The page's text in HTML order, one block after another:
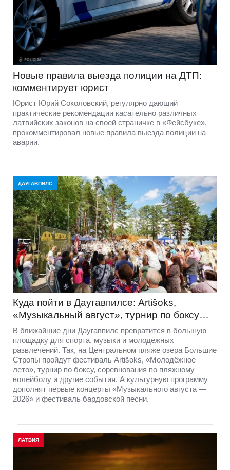
Новые правила выезда полиции на ДТП:
комментирует юрист
Юрист Юрий Соколовский, регулярно дающий
практические рекомендации касательно различных
латвийских законов на своей страничке в «Фейсбуке»,
прокомментировал новые правила выезда полиции на
аварии.
ДАУГАВПИЛС
Куда пойти в Даугавпилсе: Artišoks,
«Музыкальный август», турнир по боксу…
В ближайшие дни Даугавпилс превратится в большую
площадку для спорта, музыки и молодёжных
развлечений. Так, на Центральном пляже озера Большие
Стропы пройдут фестиваль Artišoks, «Молодёжное
лето», турнир по боксу, соревнования по пляжному
волейболу и другие события. А культурную программу
дополнят первые концерты «Музыкального августа —
2026» и фестиваль бардовской песни.
ЛАТВИЯ